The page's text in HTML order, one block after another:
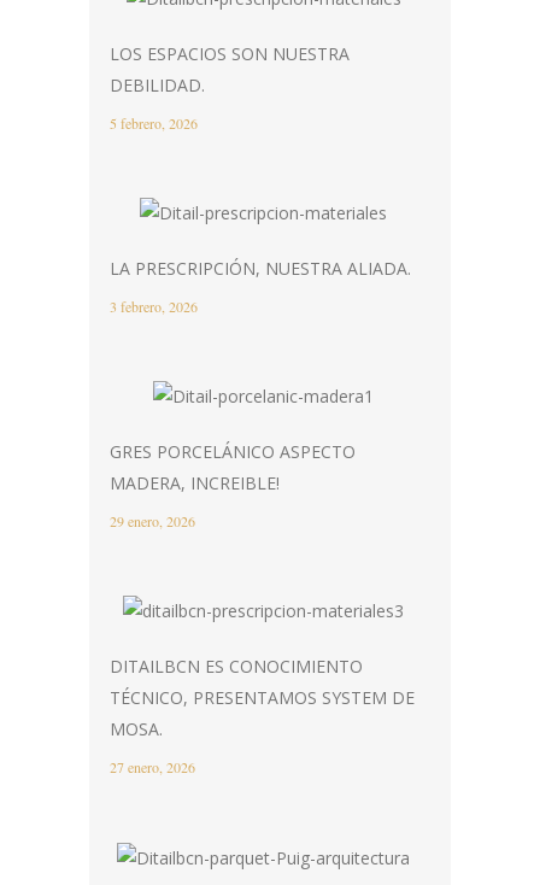
LOS ESPACIOS SON NUESTRA
DEBILIDAD.
5 febrero, 2026
LA PRESCRIPCIÓN, NUESTRA ALIADA.
3 febrero, 2026
GRES PORCELÁNICO ASPECTO
MADERA, INCREIBLE!
29 enero, 2026
DITAILBCN ES CONOCIMIENTO
TÉCNICO, PRESENTAMOS SYSTEM DE
MOSA.
27 enero, 2026